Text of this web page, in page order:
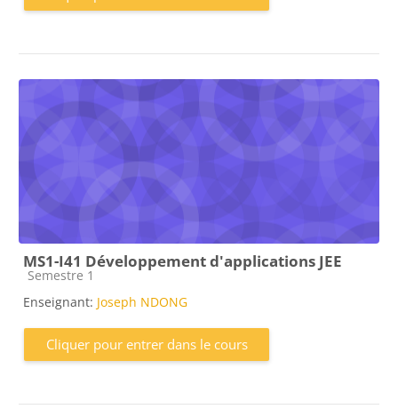
MS1-I41 Développement d'applications JEE
Catégorie de cours
Semestre 1
Enseignant: Joseph NDONG
Cliquer pour entrer dans le cours